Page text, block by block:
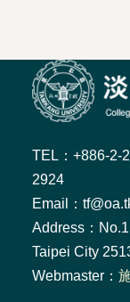
TEL：+886-2-
2924
Email：
Address：
Taipei City
Webmaster：